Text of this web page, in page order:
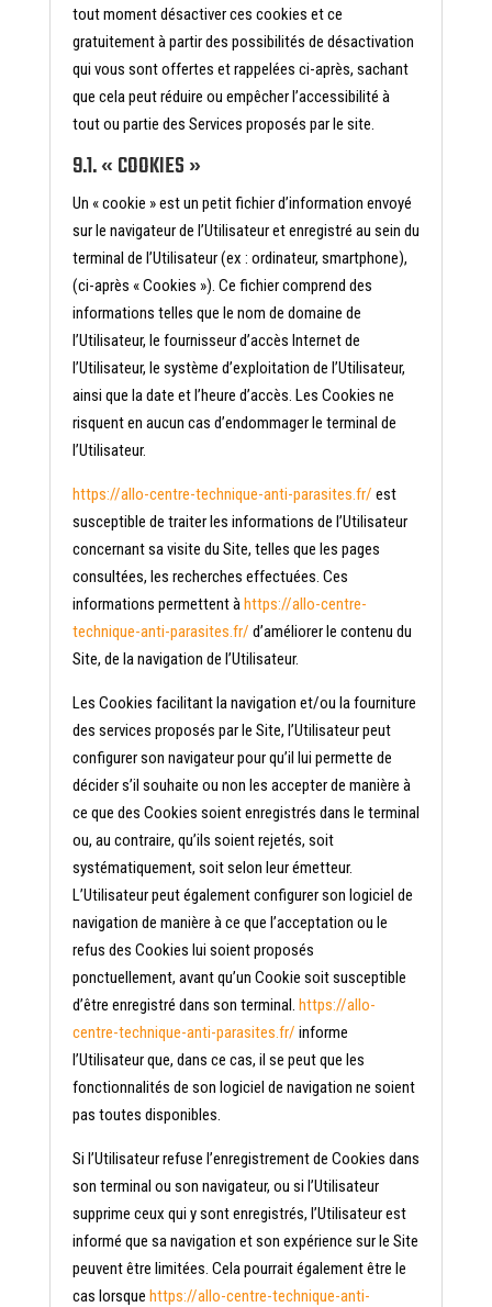
tout moment désactiver ces cookies et ce
gratuitement à partir des possibilités de désactivation
qui vous sont offertes et rappelées ci-après, sachant
que cela peut réduire ou empêcher l’accessibilité à
tout ou partie des Services proposés par le site.
9.1. « COOKIES »
Un « cookie » est un petit fichier d’information envoyé
sur le navigateur de l’Utilisateur et enregistré au sein du
terminal de l’Utilisateur (ex : ordinateur, smartphone),
(ci-après « Cookies »). Ce fichier comprend des
informations telles que le nom de domaine de
l’Utilisateur, le fournisseur d’accès Internet de
l’Utilisateur, le système d’exploitation de l’Utilisateur,
ainsi que la date et l’heure d’accès. Les Cookies ne
risquent en aucun cas d’endommager le terminal de
l’Utilisateur.
https://allo-centre-technique-anti-parasites.fr/ est
susceptible de traiter les informations de l’Utilisateur
concernant sa visite du Site, telles que les pages
consultées, les recherches effectuées. Ces
informations permettent àhttps://allo-centre-
technique-anti-parasites.fr/ d’améliorer le contenu du
Site, de la navigation de l’Utilisateur.
Les Cookies facilitant la navigation et/ou la fourniture
des services proposés par le Site, l’Utilisateur peut
configurer son navigateur pour qu’il lui permette de
décider s’il souhaite ou non les accepter de manière à
ce que des Cookies soient enregistrés dans le terminal
ou, au contraire, qu’ils soient rejetés, soit
systématiquement, soit selon leur émetteur.
L’Utilisateur peut également configurer son logiciel de
navigation de manière à ce que l’acceptation ou le
refus des Cookies lui soient proposés
ponctuellement, avant qu’un Cookie soit susceptible
d’être enregistré dans son terminal. https://allo-
centre-technique-anti-parasites.fr/ informe
l’Utilisateur que, dans ce cas, il se peut que les
fonctionnalités de son logiciel de navigation ne soient
pas toutes disponibles.
Si l’Utilisateur refuse l’enregistrement de Cookies dans
son terminal ou son navigateur, ou si l’Utilisateur
supprime ceux qui y sont enregistrés, l’Utilisateur est
informé que sa navigation et son expérience sur le Site
peuvent être limitées. Cela pourrait également être le
cas lorsque https://allo-centre-technique-anti-